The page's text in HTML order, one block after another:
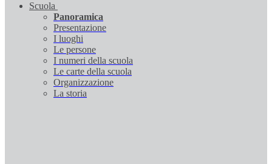
Scuola
Panoramica
Presentazione
I luoghi
Le persone
I numeri della scuola
Le carte della scuola
Organizzazione
La storia